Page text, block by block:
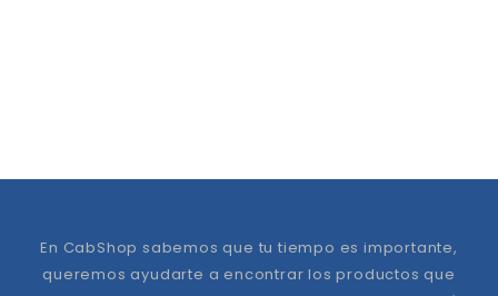
En CabShop sabemos que tu tiempo es importante,
queremos ayudarte a encontrar los productos que